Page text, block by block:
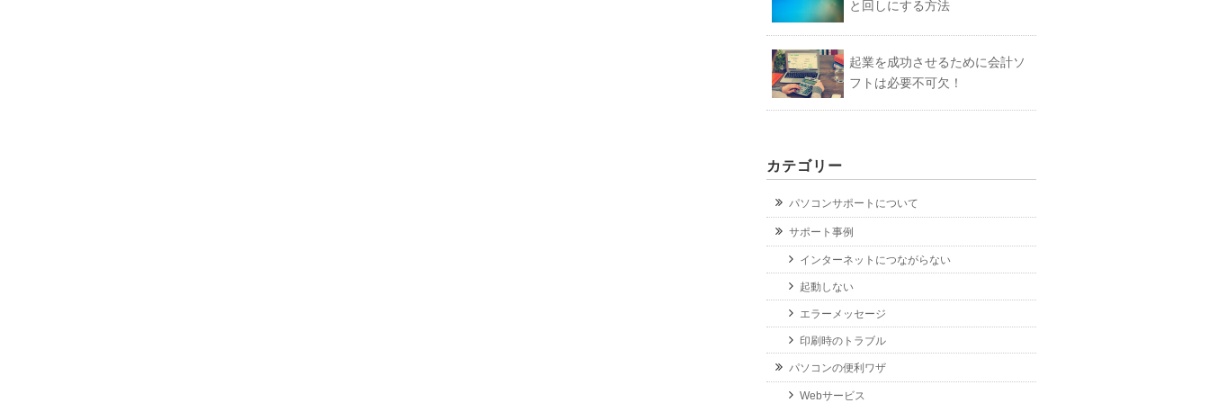
と回しにする方法
起業を成功させるために会計ソ
フトは必要不可欠！
カテゴリー
パソコンサポートについて
サポート事例
インターネットにつながらない
起動しない
エラーメッセージ
印刷時のトラブル
パソコンの便利ワザ
Webサービス